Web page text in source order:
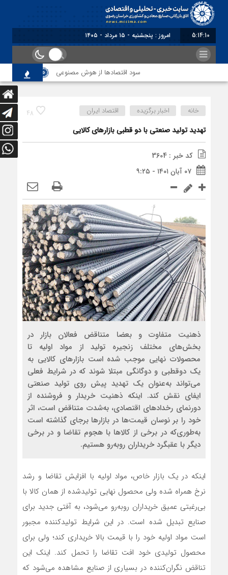
5:14:10 برابر با : Thursday - 6 August - 2026
سود اقتصاد‌ها از هوش مصنوعی تاکید بر
48 خانه اخبار برگزیده اقتصاد ایران
تهدید تولید صنعتی با دو قطبی بازارهای کالایی
کد خبر : 3604
۰۷ آبان ۱۴۰۱ - ۹:۲۵
ذهنیت متفاوت و بعضا متناقض فعالان بازار در
بخش‌های مختلف زنجیره تولید از مواد اولیه تا
محصولات نهایی موجب شده است بازارهای کالایی به
یک دوقطبی و دوگانگی مبتلا شوند که در شرایط فعلی
می‌تواند به‌عنوان یک تهدید پیش روی تولید صنعتی
ایفای نقش کند. اینکه ذهنیت خریدار و فروشنده از
دورنمای رخدادهای اقتصادی، به‌شدت متناقض است، اثر
خود را بر نوسان قیمت‌ها در بازارها برجای گذاشته است
به‌طوری‌که در برخی از کالاها با هجوم تقاضا و در برخی
دیگر با عقبگرد خریداران روبه‌رو هستیم.
اینکه در یک بازار خاص، مواد اولیه با افزایش تقاضا و رشد
نرخ همراه شده ولی محصول نهایی تولیدشده از همان‌ کالا با
بی‌رغبتی عمیق خریداران روبه‌رو می‌شود، به آفتی جدید برای
صنایع تبدیل شده است. در این شرایط تولیدکننده مجبور
است مواد اولیه خود را با قیمت بالا خریداری کند؛ ولی برای
محصول تولیدی خود افت تقاضا را تحمل کند. اینک این
تناقض نگران‌کننده در بسیاری از صنایع مشاهده می‌شود که